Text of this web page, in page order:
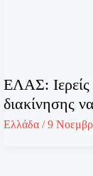
ΕΛΑΣ:
διακίνησης
Ελλάδα/9